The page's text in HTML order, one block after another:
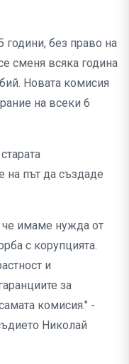
години, без право на
сменя всяка година
Новата комисия
на всеки 6
на път да създаде
че имаме нужда от
с корупцията.
и
за
комисия." -
Николай